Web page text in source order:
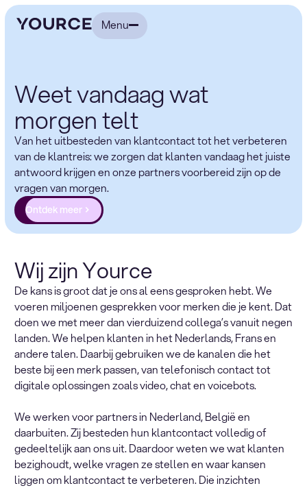
Menu
Weet vandaag wat
morgen telt
Van het uitbesteden van klantcontact tot het verbeteren
van de klantreis: we zorgen dat klanten vandaag het juiste
antwoord krijgen en onze partners voorbereid zijn op de
vragen van morgen.
Ontdek meer
Wij zijn Yource
De kans is groot dat je ons al eens gesproken hebt. We
voeren miljoenen gesprekken voor merken die je kent. Dat
doen we met meer dan vierduizend collega’s vanuit negen
landen. We helpen klanten in het Nederlands, Frans en
andere talen. Daarbij gebruiken we de kanalen die het
beste bij een merk passen, van telefonisch contact tot
digitale oplossingen zoals video, chat en voicebots.
We werken voor partners in Nederland, België en
daarbuiten. Zij besteden hun klantcontact volledig of
gedeeltelijk aan ons uit. Daardoor weten we wat klanten
bezighoudt, welke vragen ze stellen en waar kansen
liggen om klantcontact te verbeteren. Die inzichten